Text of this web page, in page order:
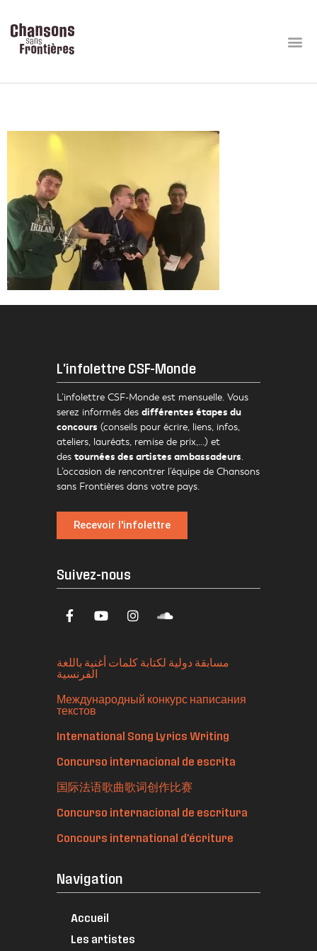
L'infolettre CSF-Monde
L’infolettre CSF-Monde est mensuelle. Vous
serez informés des différentes étapes du
concours (conseils pour écrire, liens, infos,
ateliers, lauréats, remise de prix,…) et
des tournées des artistes ambassadeurs.
L’occasion de rencontrer l’équipe de Chansons
sans Frontières dans votre pays.
Recevoir l'infolettre
Suivez-nous
مسابقة دولية لكتابة كلمات أغنية باللغة
الفرنسية
Международный конкурс написания
текстов
International Song Lyrics Writing
Concurso internacional de escrita
国际法语歌曲歌词创作比赛
Concurso internacional de escritura
Concours international d'écriture
Navigation
Accueil
Les artistes